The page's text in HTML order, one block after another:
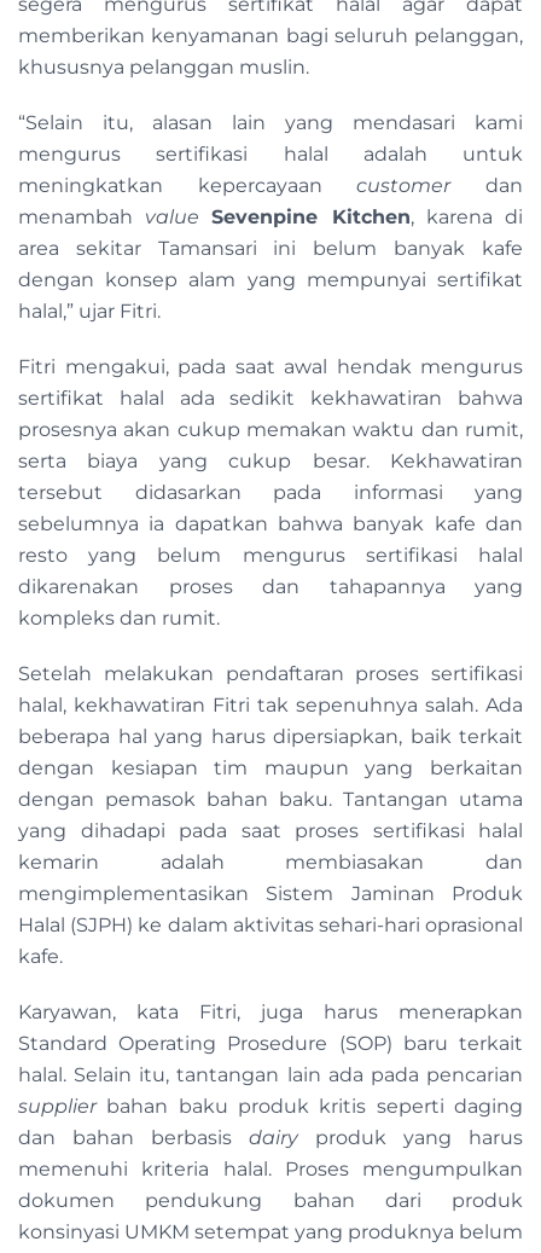
memberikan kenyamanan bagi seluruh pelanggan,
khususnya pelanggan muslin.
“Selain itu, alasan lain yang mendasari kami
mengurus sertifikasi halal adalah untuk
meningkatkan kepercayaancustomerdan
menambah value Sevenpine Kitchen, karena di
area sekitar Tamansari ini belum banyak kafe
dengan konsep alam yang mempunyai sertifikat
halal,” ujar Fitri.
Fitri mengakui, pada saat awal hendak mengurus
sertifikat halal ada sedikit kekhawatiran bahwa
prosesnya akan cukup memakan waktu dan rumit,
serta biaya yang cukup besar. Kekhawatiran
tersebut didasarkan pada informasi yang
sebelumnya ia dapatkan bahwa banyak kafe dan
resto yang belum mengurus sertifikasi halal
dikarenakan proses dan tahapannya yang
kompleks dan rumit.
Setelah melakukan pendaftaran proses sertifikasi
halal, kekhawatiran Fitri tak sepenuhnya salah. Ada
beberapa hal yang harus dipersiapkan, baik terkait
dengan kesiapan tim maupun yang berkaitan
dengan pemasok bahan baku. Tantangan utama
yang dihadapi pada saat proses sertifikasi halal
kemarin adalah membiasakan dan
mengimplementasikan Sistem Jaminan Produk
Halal (SJPH) ke dalam aktivitas sehari-hari oprasional
kafe.
Karyawan, kata Fitri, juga harus menerapkan
Standard Operating Prosedure (SOP) baru terkait
halal. Selain itu, tantangan lain ada pada pencarian
supplierbahan baku produk kritis seperti daging
dan bahan berbasis dairyproduk yang harus
memenuhi kriteria halal. Proses mengumpulkan
dokumen pendukung bahan dari produk
konsinyasi UMKM setempat yang produknya belum